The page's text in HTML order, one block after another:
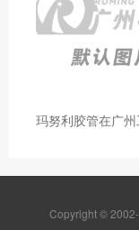
Copyright ©